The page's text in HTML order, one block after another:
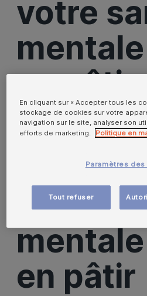
votre
en pâtir
votre
en pâtir
En cliquant sur « Accepter tous les
stockage de cookies sur votre
navigation sur le site, analyser son
efforts de marketing.
Politique en
Paramètres
Tout refuser